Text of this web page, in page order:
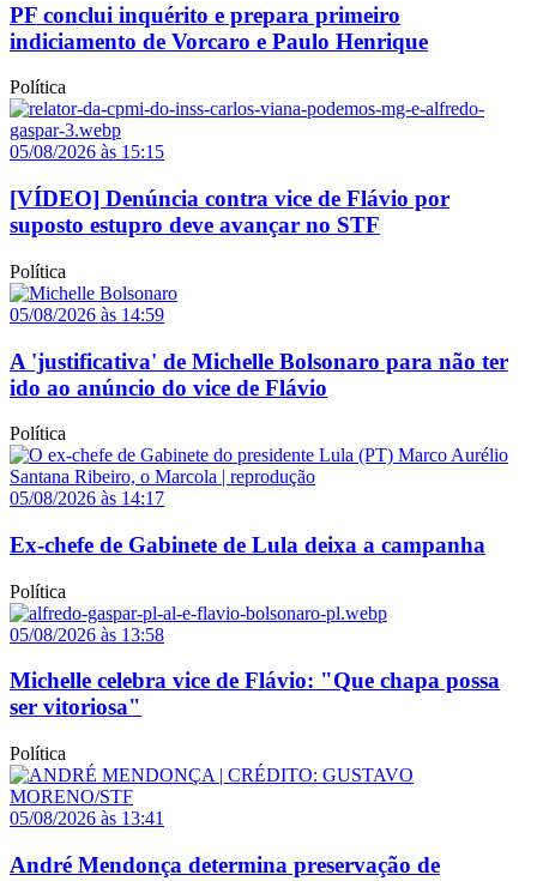
PF conclui inquérito e prepara primeiro
indiciamento de Vorcaro e Paulo Henrique
Política
05/08/2026 às 15:15
[VÍDEO] Denúncia contra vice de Flávio por
suposto estupro deve avançar no STF
Política
05/08/2026 às 14:59
A 'justificativa' de Michelle Bolsonaro para não ter
ido ao anúncio do vice de Flávio
Política
05/08/2026 às 14:17
Ex-chefe de Gabinete de Lula deixa a campanha
Política
05/08/2026 às 13:58
Michelle celebra vice de Flávio: "Que chapa possa
ser vitoriosa"
Política
05/08/2026 às 13:41
André Mendonça determina preservação de